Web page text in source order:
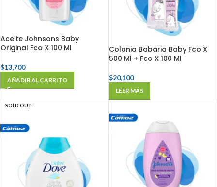
Aceite Johnsons Baby
Original Fco X 100 Ml
$13,700
AÑADIR AL CARRITO
Colonia Babaria Baby Fco X
500 Ml + Fco X 100 Ml
$20,100
LEER MÁS
SOLD OUT